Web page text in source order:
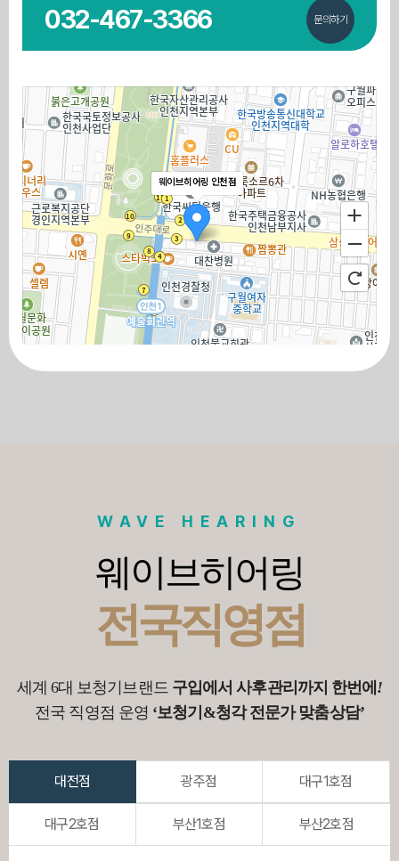
032-467-3366 문의하기
웨이브히어링 인천점
WAVE HEARING
웨이브히어링
전국직영점
세계 6대 보청기브랜드 구입에서 사후관리까지 한번에 !
전국 직영점 운영 ‘보청기&청각 전문가 맞춤상담’
대전점 광주점 대구1호점
대구2호점 부산1호점 부산2호점